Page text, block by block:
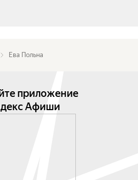
Ева Польна
приложение
Афиши